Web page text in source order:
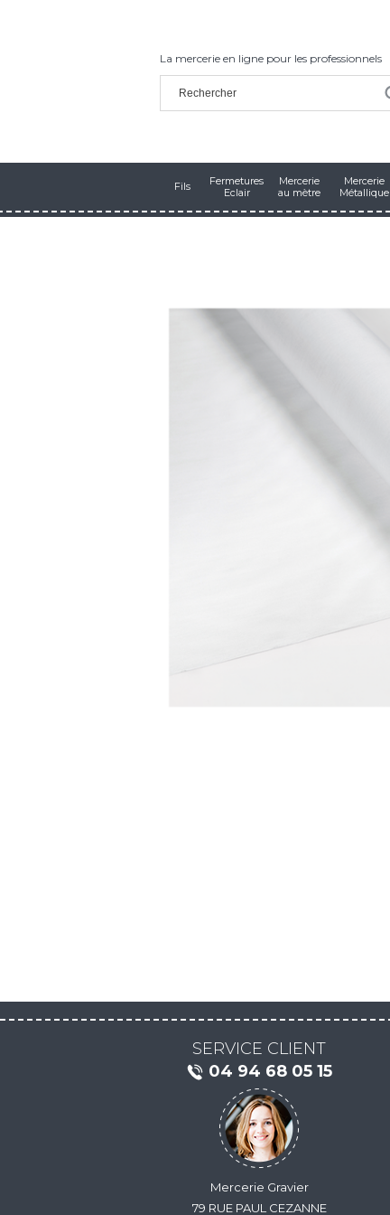
La mercerie en ligne pour les professionnels
Fils
Fermetures
Eclair
Mercerie
au mètre
Mercerie
Métallique
SERVICE CLIENT
04 94 68 05 15
Mercerie Gravier
79 RUE PAUL CEZANNE